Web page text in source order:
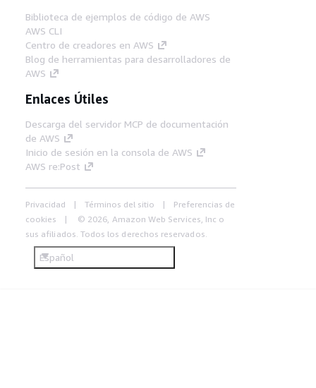
Biblioteca de ejemplos de código de AWS
AWS CLI
Centro de creadores en AWS
Blog de herramientas para desarrolladores de
AWS
Enlaces Útiles
Descarga del servidor MCP de documentación
de AWS
Inicio de sesión en la consola de AWS
AWS re:Post
Privacidad Términos del sitio
Preferencias de
cookies
© 2026, Amazon Web Services, Inc o
sus afiliados. Todos los derechos reservados.
Español